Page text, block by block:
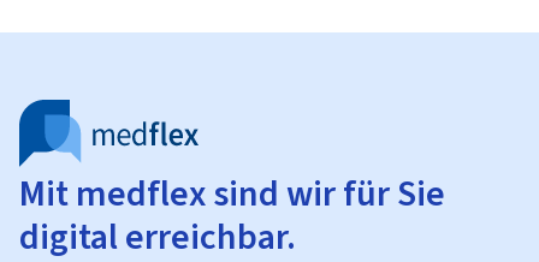
Mit medflex sind wir für Sie
digital erreichbar.